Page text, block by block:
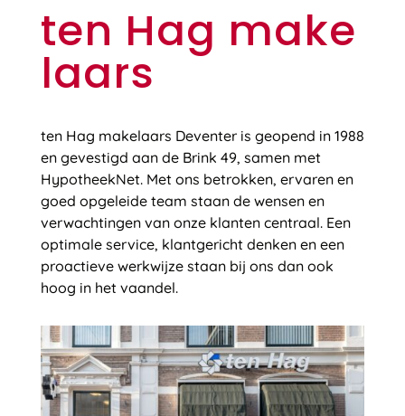
ten Hag make
laars
ten Hag makelaars Deventer is geopend in 1988
en gevestigd aan de Brink 49, samen met
HypotheekNet. Met ons betrokken, ervaren en
goed opgeleide team staan de wensen en
verwachtingen van onze klanten centraal. Een
optimale service, klantgericht denken en een
proactieve werkwijze staan bij ons dan ook
hoog in het vaandel.